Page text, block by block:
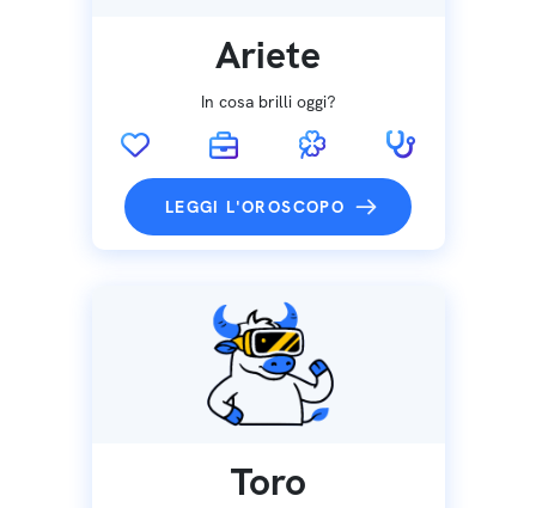
Ariete
In cosa brilli oggi?
LEGGI L'OROSCOPO
Toro